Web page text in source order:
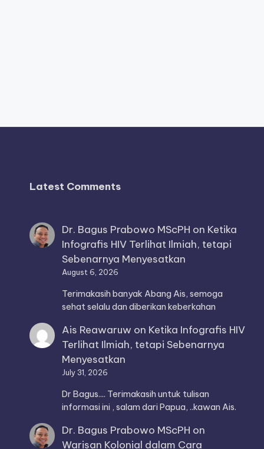
Latest Comments
Dr. Bagus Prabowo MScPH on Ketika
Infografis HIV Terlihat Ilmiah, tetapi
Sebenarnya Menyesatkan
August 6, 2026
Terimakasih banyak Abang Ais, semoga
sehat selalu dan diberikan keberkahan
Ais Reawaruw on Ketika Infografis HIV
Terlihat Ilmiah, tetapi Sebenarnya
Menyesatkan
July 31, 2026
Dr Bagus.... Terimakasih untuk tulisan
informasi ini , salam dari Papua, ..kawan Ais.
Dr. Bagus Prabowo MScPH on
Warisan Kolonial dalam Cara